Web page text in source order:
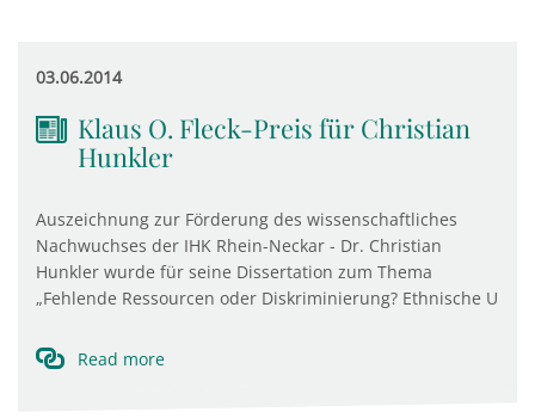
03.06.2014
Klaus O. Fleck-Preis für Christian
Hunkler
Auszeichnung zur Förderung des wissenschaftliches
Nachwuchses der IHK Rhein-Neckar - Dr. Christian
Hunkler wurde für seine Dissertation zum Thema
„Fehlende Ressourcen oder Diskriminierung? Ethnische U
Read more